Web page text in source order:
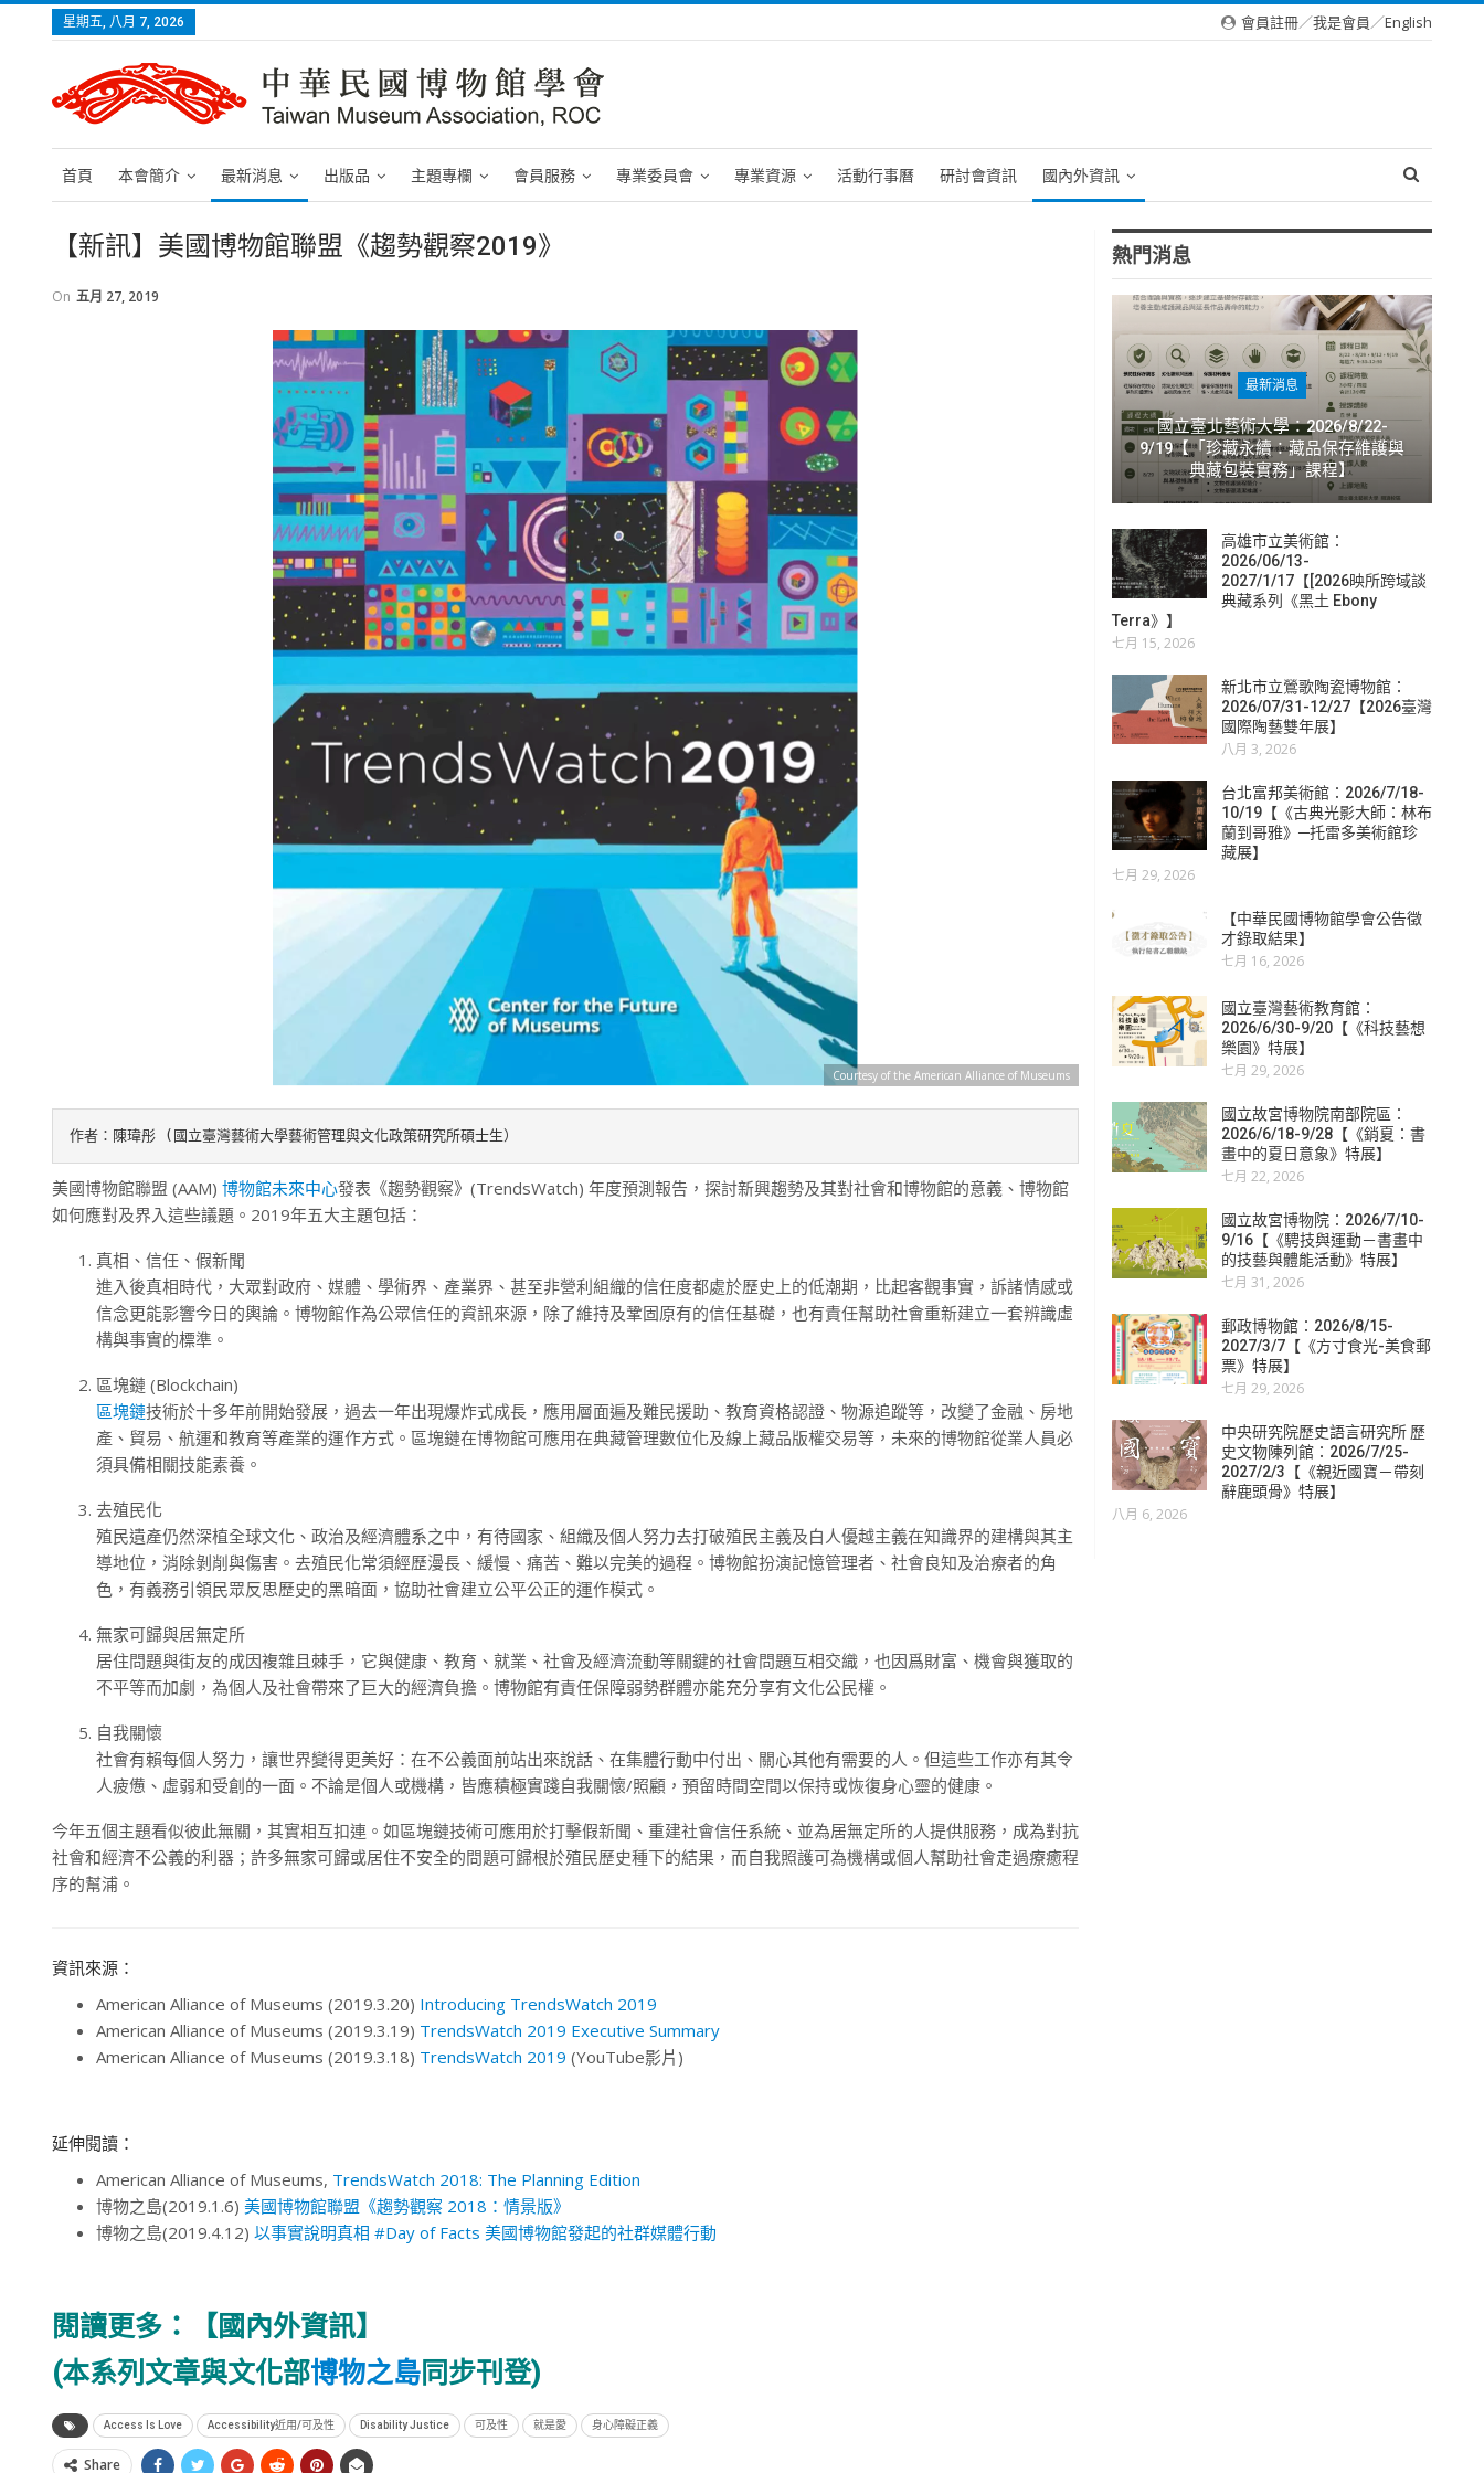
星期五, 八月 7, 2026 會員註冊／我是會員／English
首頁 本會簡介 最新消息 出版品 主題專欄 會員服務 專業委員會 專業資源 活動行事曆 研討會資訊 國內外資訊
【新訊】美國博物館聯盟《趨勢觀察2019》
On 五月 27, 2019
Courtesy of the American Alliance of Museums
作者：陳瑋彤 (國立臺灣藝術大學藝術管理與文化政策研究所碩士生）
美國博物館聯盟 (AAM) 博物館未來中心發表《趨勢觀察》(TrendsWatch) 年度預測報告，探討新興趨勢及其對社會和博物館的意義、博物館
如何應對及界入這些議題。2019年五大主題包括：
真相、信任、假新聞
進入後真相時代，大眾對政府、媒體、學術界、產業界、甚至非營利組織的信任度都處於歷史上的低潮期，比起客觀事實，訴諸情感或
信念更能影響今日的輿論。博物館作為公眾信任的資訊來源，除了維持及鞏固原有的信任基礎，也有責任幫助社會重新建立一套辨識虛
構與事實的標準。
區塊鏈 (Blockchain)
區塊鏈技術於十多年前開始發展，過去一年出現爆炸式成長，應用層面遍及難民援助、教育資格認證、物源追蹤等，改變了金融、房地
產、貿易、航運和教育等產業的運作方式。區塊鏈在博物館可應用在典藏管理數位化及線上藏品版權交易等，未來的博物館從業人員必
須具備相關技能素養。
去殖民化
殖民遺產仍然深植全球文化、政治及經濟體系之中，有待國家、組織及個人努力去打破殖民主義及白人優越主義在知識界的建構與其主
導地位，消除剝削與傷害。去殖民化常須經歷漫長、緩慢、痛苦、難以完美的過程。博物館扮演記憶管理者、社會良知及治療者的角
色，有義務引領民眾反思歷史的黑暗面，協助社會建立公平公正的運作模式。
無家可歸與居無定所
居住問題與街友的成因複雜且棘手，它與健康、教育、就業、社會及經濟流動等關鍵的社會問題互相交織，也因爲財富、機會與獲取的
不平等而加劇，為個人及社會帶來了巨大的經濟負擔。博物館有責任保障弱勢群體亦能充分享有文化公民權。
自我關懷
社會有賴每個人努力，讓世界變得更美好：在不公義面前站出來說話、在集體行動中付出、關心其他有需要的人。但這些工作亦有其令
人疲憊、虛弱和受創的一面。不論是個人或機構，皆應積極實踐自我關懷/照顧，預留時間空間以保持或恢復身心靈的健康。
今年五個主題看似彼此無關，其實相互扣連。如區塊鏈技術可應用於打擊假新聞、重建社會信任系統、並為居無定所的人提供服務，成為對抗
社會和經濟不公義的利器；許多無家可歸或居住不安全的問題可歸根於殖民歷史種下的結果，而自我照護可為機構或個人幫助社會走過療癒程
序的幫浦。
資訊來源：
American Alliance of Museums (2019.3.20) Introducing TrendsWatch 2019
American Alliance of Museums (2019.3.19) TrendsWatch 2019 Executive Summary
American Alliance of Museums (2019.3.18) TrendsWatch 2019 (YouTube影片)
延伸閱讀：
American Alliance of Museums, TrendsWatch 2018: The Planning Edition
博物之島(2019.1.6) 美國博物館聯盟《趨勢觀察 2018：情景版》
博物之島(2019.4.12) 以事實說明真相 #Day of Facts 美國博物館發起的社群媒體行動
閱讀更多：
【國內外資訊】
(本系列文章與文化部博物之島同步刊登)
Access Is Love Accessibility近用/可及性 Disability Justice 可及性 就是愛 身心障礙正義
Share
熱門消息
最新消息
國立臺北藝術大學：2026/8/22-
9/19【「珍藏永續：藏品保存維護與
典藏包裝實務」課程】
高雄市立美術館：
2026/06/13-
2027/1/17【[2026映所跨域談
典藏系列《黑土 Ebony
Terra》】
七月 15, 2026
新北市立鶯歌陶瓷博物館：
2026/07/31-12/27【2026臺灣
國際陶藝雙年展】
八月 3, 2026
台北富邦美術館：2026/7/18-
10/19【《古典光影大師：林布
蘭到哥雅》─托雷多美術館珍
藏展】
七月 29, 2026
【中華民國博物館學會公告徵
才錄取結果】
七月 16, 2026
國立臺灣藝術教育館：
2026/6/30-9/20【《科技藝想
樂園》特展】
七月 29, 2026
國立故宮博物院南部院區：
2026/6/18-9/28【《銷夏：書
畫中的夏日意象》特展】
七月 22, 2026
國立故宮博物院：2026/7/10-
9/16【《騁技與運動－書畫中
的技藝與體能活動》特展】
七月 31, 2026
郵政博物館：2026/8/15-
2027/3/7【《方寸食光-美食郵
票》特展】
七月 29, 2026
中央研究院歷史語言研究所 歷
史文物陳列館：2026/7/25-
2027/2/3【《親近國寶－帶刻
辭鹿頭骨》特展】
八月 6, 2026